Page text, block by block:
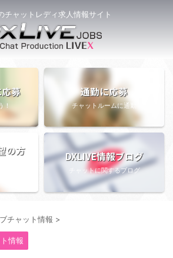
チャットレディ求人情報サイト
募
！
通勤に応募
チャットルームに通勤
の方
報
DXLIVE情報ブログ
チャットに関するブログ
チャット情報 >
情報